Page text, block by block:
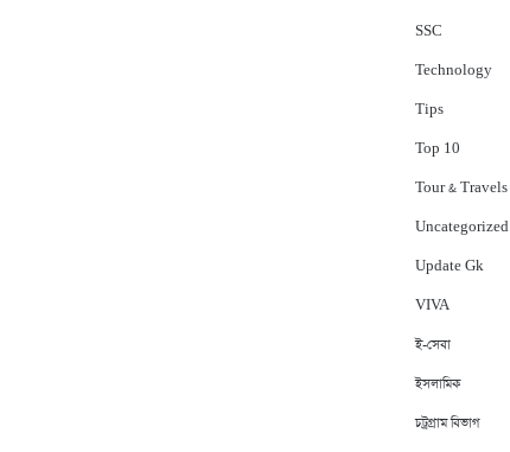
‍SSC
Technology
Tips
Top 10
Tour & Travels
Uncategorized
Update Gk
VIVA
ই-সেবা
ইসলামিক
চট্রগ্রাম বিভাগ